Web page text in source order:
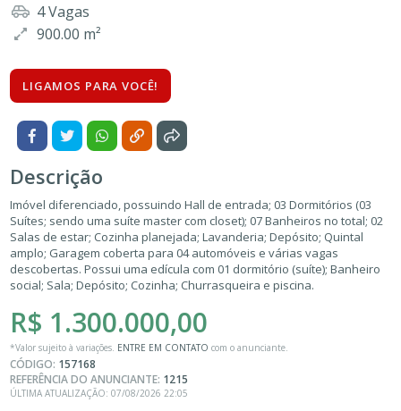
4 Vagas
900.00 m²
LIGAMOS PARA VOCÊ!
Descrição
Imóvel diferenciado, possuindo Hall de entrada; 03 Dormitórios (03
Suítes; sendo uma suíte master com closet); 07 Banheiros no total; 02
Salas de estar; Cozinha planejada; Lavanderia; Depósito; Quintal
amplo; Garagem coberta para 04 automóveis e várias vagas
descobertas. Possui uma edícula com 01 dormitório (suíte); Banheiro
social; Sala; Depósito; Cozinha; Churrasqueira e piscina.
R$ 1.300.000,00
*Valor sujeito à variações. ENTRE EM CONTATO com o anunciante.
CÓDIGO: 157168
REFERÊNCIA DO ANUNCIANTE: 1215
ÚLTIMA ATUALIZAÇÃO: 07/08/2026 22:05